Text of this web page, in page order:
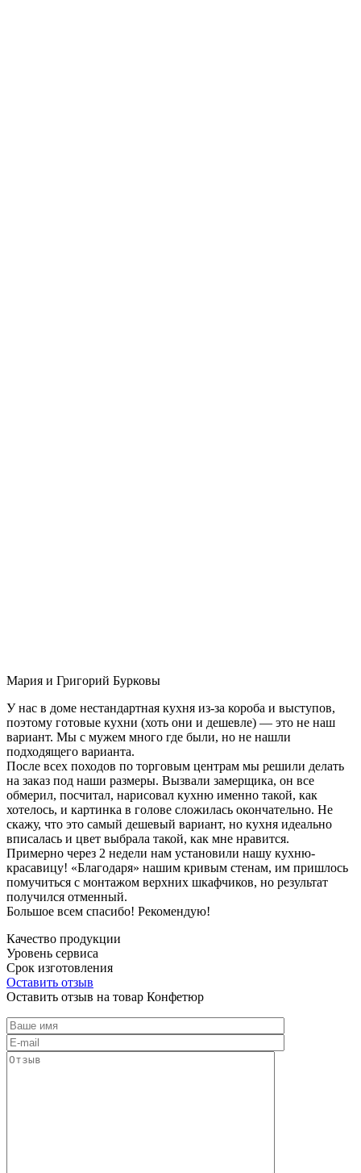
Мария и Григорий Бурковы
У нас в доме нестандартная кухня из-за короба и выступов,
поэтому готовые кухни (хоть они и дешевле) — это не наш
вариант. Мы с мужем много где были, но не нашли
подходящего варианта.
После всех походов по торговым центрам мы решили делать
на заказ под наши размеры. Вызвали замерщика, он все
обмерил, посчитал, нарисовал кухню именно такой, как
хотелось, и картинка в голове сложилась окончательно. Не
скажу, что это самый дешевый вариант, но кухня идеально
вписалась и цвет выбрала такой, как мне нравится.
Примерно через 2 недели нам установили нашу кухню-
красавицу! «Благодаря» нашим кривым стенам, им пришлось
помучиться с монтажом верхних шкафчиков, но результат
получился отменный.
Большое всем спасибо! Рекомендую!
Качество продукции
Уровень сервиса
Срок изготовления
Оставить отзыв
Оставить отзыв на товар Конфетюр